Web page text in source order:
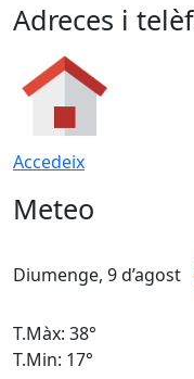
Adreces i
Accedeix
Meteo
Diumenge, 9 d’agost
T.Màx: 38°
T.Min: 17°